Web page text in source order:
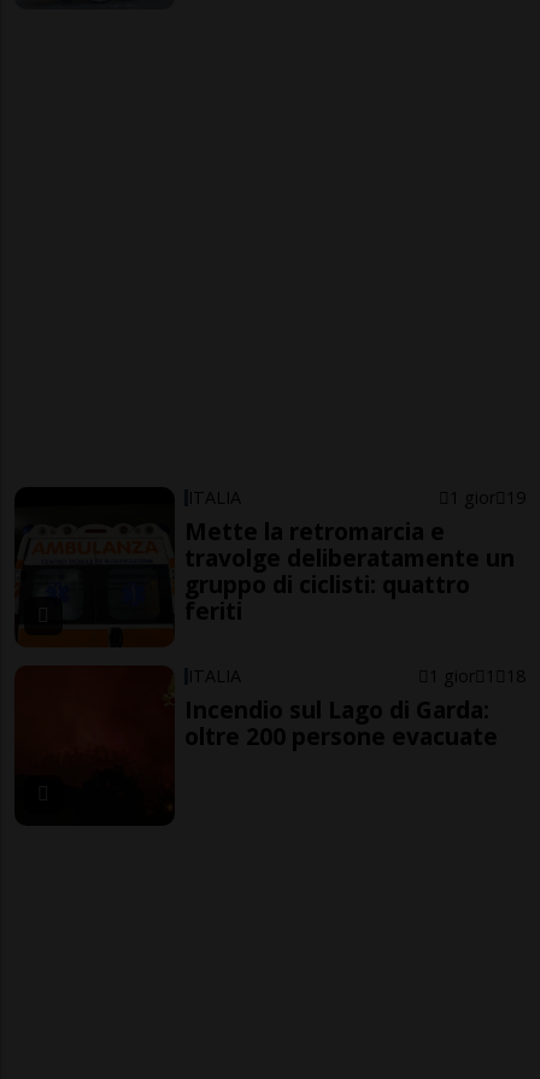
ITALIA 1 gior 19
Mette la retromarcia e
travolge deliberatamente un
gruppo di ciclisti: quattro
feriti
ITALIA 1 gior 1 18
Incendio sul Lago di Garda:
oltre 200 persone evacuate